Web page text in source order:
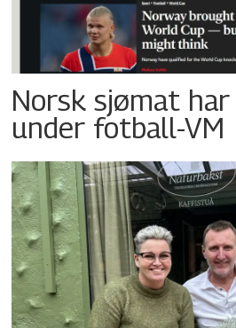
Norsk sjømat
under fotball-VM